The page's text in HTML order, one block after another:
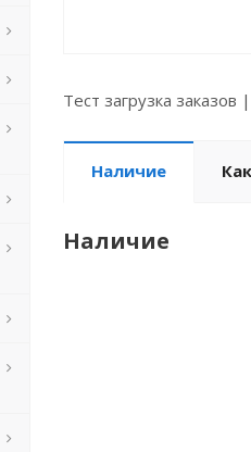
Тест загрузка заказов
Наличие
Наличие